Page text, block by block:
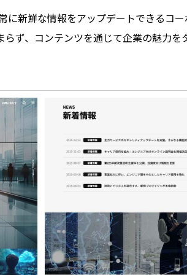
新鮮な情報をアップデートできるコ
ず、コンテンツを通じて企業の魅力を